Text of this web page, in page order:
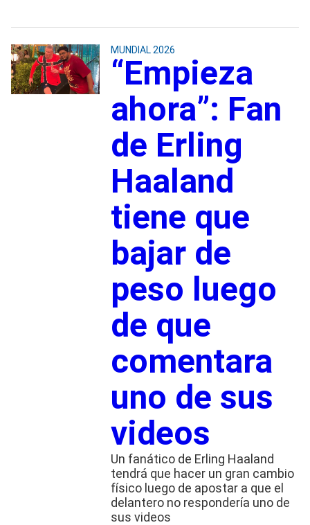
MUNDIAL 2026
“Empieza
ahora”: Fan
de Erling
Haaland
tiene que
bajar de
peso luego
de que
comentara
uno de sus
videos
Un fanático de Erling Haaland
tendrá que hacer un gran cambio
físico luego de apostar a que el
delantero no respondería uno de
sus videos